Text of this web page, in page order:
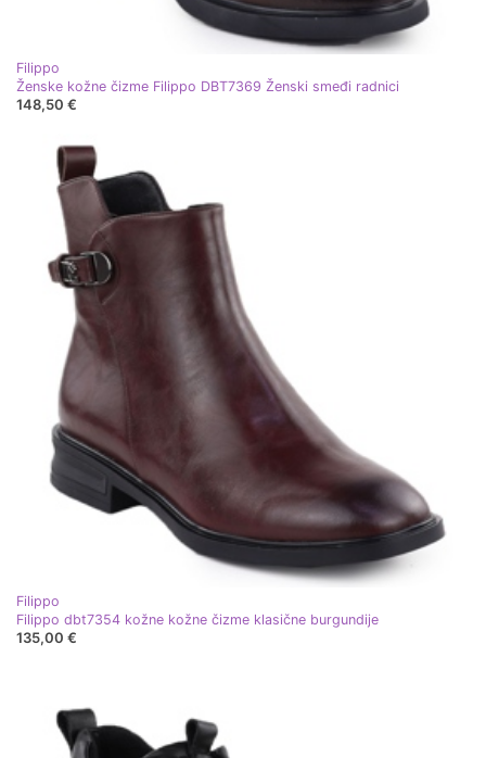
Filippo
Ženske kožne čizme Filippo DBT7369 Ženski smeđi radnici
148,50 €
Filippo
Filippo dbt7354 kožne kožne čizme klasične burgundije
135,00 €